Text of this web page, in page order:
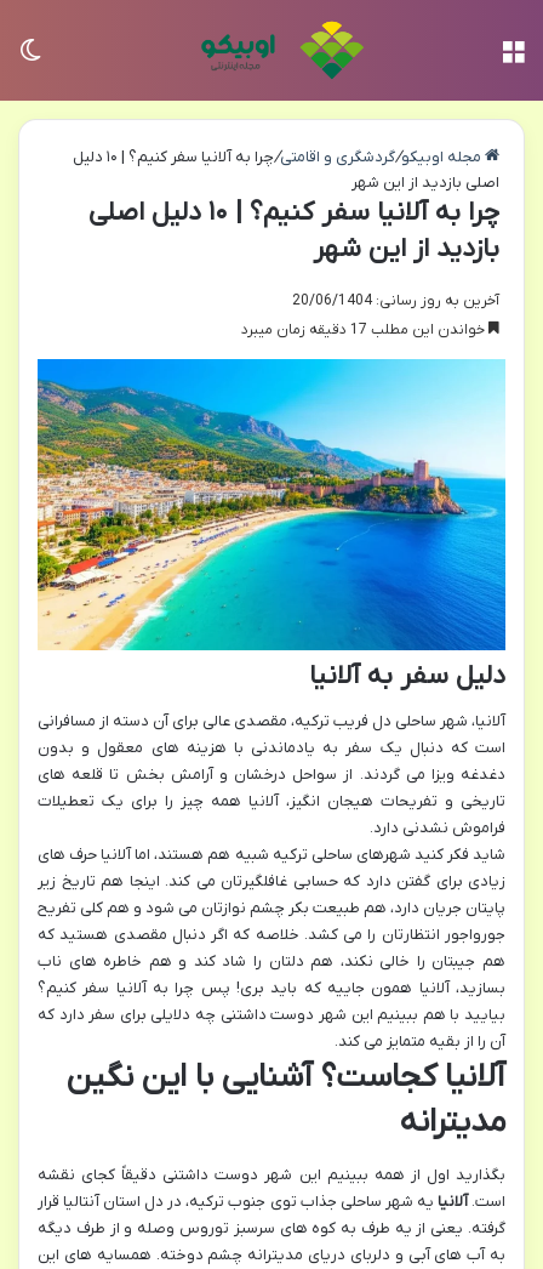
مجله اوبیکو/گردشگری و اقامتی/
چرا به آلانیا سفر کنیم؟ | ۱۰ دلیل
اصلی بازدید از این شهر
چرا به آلانیا سفر کنیم؟ | ۱۰ دلیل اصلی
بازدید از این شهر
آخرین به روز رسانی: 20/06/1404
خواندن این مطلب 17 دقیقه زمان میبرد
دلیل سفر به آلانیا
آلانیا، شهر ساحلی دل فریب ترکیه، مقصدی عالی برای آن دسته از مسافرانی
است که دنبال یک سفر به یادماندنی با هزینه های معقول و بدون
دغدغه ویزا می گردند. از سواحل درخشان و آرامش بخش تا قلعه های
تاریخی و تفریحات هیجان انگیز، آلانیا همه چیز را برای یک تعطیلات
فراموش نشدنی دارد.
شاید فکر کنید شهرهای ساحلی ترکیه شبیه هم هستند، اما آلانیا حرف های
زیادی برای گفتن دارد که حسابی غافلگیرتان می کند. اینجا هم تاریخ زیر
پایتان جریان دارد، هم طبیعت بکر چشم نوازتان می شود و هم کلی تفریح
جورواجور انتظارتان را می کشد. خلاصه که اگر دنبال مقصدی هستید که
هم جیبتان را خالی نکند، هم دلتان را شاد کند و هم خاطره های ناب
بسازید، آلانیا همون جاییه که باید بری! پس چرا به آلانیا سفر کنیم؟
بیایید با هم ببینیم این شهر دوست داشتنی چه دلایلی برای سفر دارد که
آن را از بقیه متمایز می کند.
آلانیا کجاست؟ آشنایی با این نگین
مدیترانه
بگذارید اول از همه ببینیم این شهر دوست داشتنی دقیقاً کجای نقشه
است.آلانیا یه شهر ساحلی جذاب توی جنوب ترکیه، در دل استان آنتالیا قرار
گرفته. یعنی از یه طرف به کوه های سرسبز توروس وصله و از طرف دیگه
به آب های آبی و دلربای دریای مدیترانه چشم دوخته. همسایه های این